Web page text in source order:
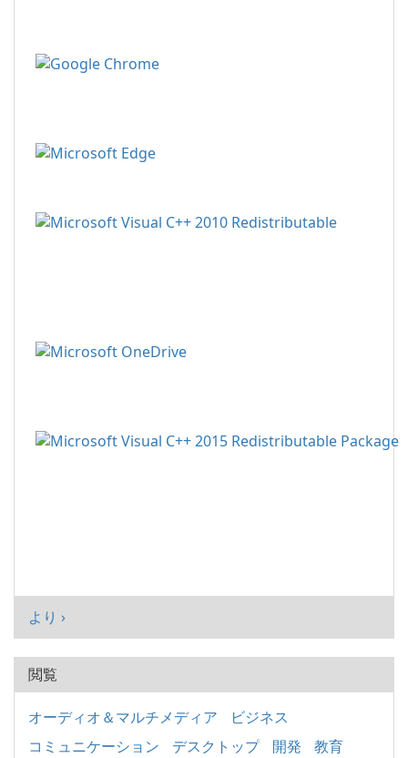
より ›
閲覧
オーディオ＆マルチメディア
ビジネス
コミュニケーション
デスクトップ 開発
教育